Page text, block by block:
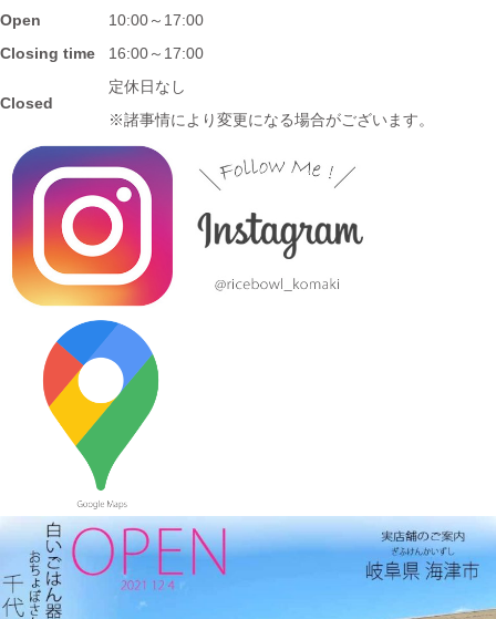
2023/10/25
≪新着商品≫ 波佐見焼の可愛いフルーツ柄平鉢新入荷しました♪
先行販売中！！
2023/10/23
≪おすすめ≫ あったか～いお茶にどうぞ！しのぎの湯飲み再入
荷しました♪焼きたてホヤホヤです★
2023/10/12
≪新着商品≫ 波佐見焼のアイテム新入荷しました♪ころころぱす
てるボーダーカップなど
2023/9/21
≪おすすめ≫ もうすぐ新米の季節
碗、入荷してます♪
2023/9/7
≪おすすめ≫ 食卓華やぐ✿信楽焼 蓮の葉プレート
Open
10:00～17:00
Closing time
16:00～17:00
Closed
定休日なし
※諸事情により変更になる場合がございます。